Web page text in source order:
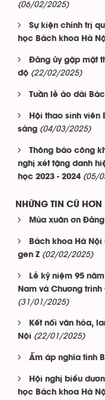
(06/02/2025)
Sự kiện chính trị
học Bách khoa Hà
Đảng ủy gặp mặt
độ (22/02/2025)
Tuần lễ áo dài
Hội thao sinh viên
sáng (04/03/2025)
Thông báo công
nghị xét tặng danh
học 2023 - 2024 (05/
NHỮNG TIN CŨ HƠN
Mùa xuân ơn
Bách khoa Hà
gen Z (02/02/2025)
Lễ kỷ niệm 95
Nam và Chương
(31/01/2025)
Kết nối văn hóa,
Nội (22/01/2025)
Ấm áp nghĩa tình
Hội nghị biểu
học Bách khoa Hà